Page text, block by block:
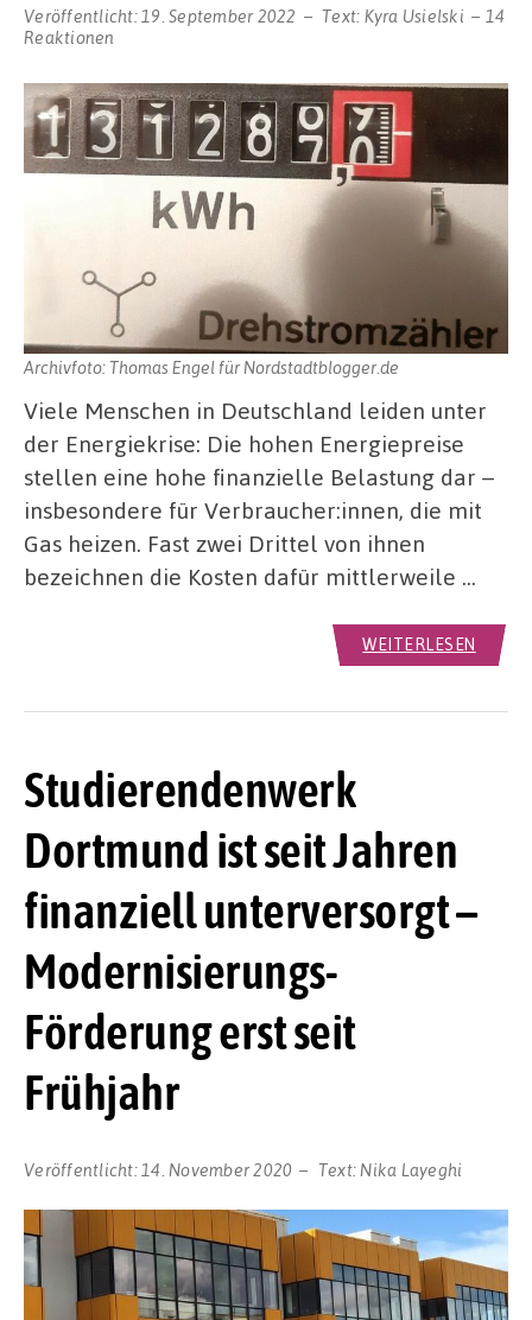
Veröffentlicht: 19. September 2022 Text: Kyra Usielski
14
Reaktionen
Archivfoto: Thomas Engel für Nordstadtblogger.de
Viele Menschen in Deutschland leiden unter
der Energiekrise: Die hohen Energiepreise
stellen eine hohe finanzielle Belastung dar –
insbesondere für Verbraucher:innen, die mit
Gas heizen. Fast zwei Drittel von ihnen
bezeichnen die Kosten dafür mittlerweile …
WEITERLESEN
Studierendenwerk
Dortmund ist seit Jahren
finanziell unterversorgt –
Modernisierungs-
Förderung erst seit
Frühjahr
Veröffentlicht: 14. November 2020 Text: Nika Layeghi